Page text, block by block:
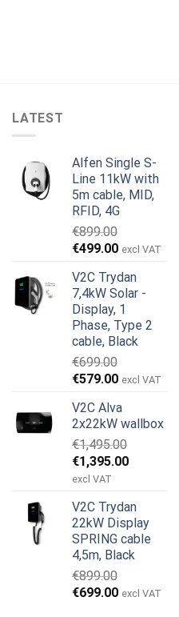
LATEST
Alfen Single S-
Line 11kW with
5m cable, MID,
RFID, 4G
€899.00
Ursprünglicher
war:
€899.00
€499.00Aktueller
ist:
€499.00.
excl VAT
V2C Trydan
7,4kW Solar -
Display, 1
Phase, Type 2
cable, Black
€699.00
Ursprünglicher
war:
€699.00
€579.00Aktueller
ist:
€579.00.
excl VAT
V2C Alva
2x22kW wallbox
€1,495.00
Ursprünglicher
Preis
€1,495.00
€1,395.00Aktueller
€1,395.00.
excl VAT
V2C Trydan
22kW Display
SPRING cable
4,5m, Black
€899.00
Ursprünglicher
€699.00Aktueller
excl VAT